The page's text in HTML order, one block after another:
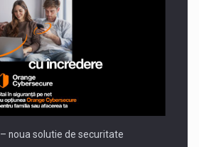
COMPANIES ON THE
SCENE
noua solutie de securitate